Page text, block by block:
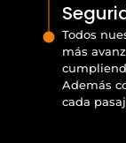
Todos
más
Además
cada